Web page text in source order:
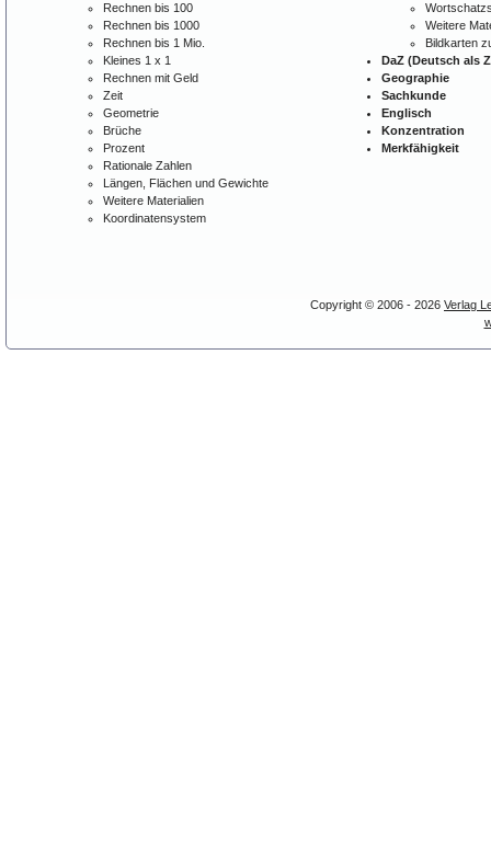
Rechnen bis 100
Rechnen bis 1000
Rechnen bis 1 Mio.
Kleines 1 x 1
Rechnen mit Geld
Zeit
Geometrie
Brüche
Prozent
Rationale Zahlen
Längen, Flächen und Gewichte
Weitere Materialien
Koordinatensystem
Weitere
Bildkarten
DaZ (Deutsch als
Geographie
Sachkunde
Englisch
Konzentration
Merkfähigkeit
Copyright © 2006 - 2026 Verlag